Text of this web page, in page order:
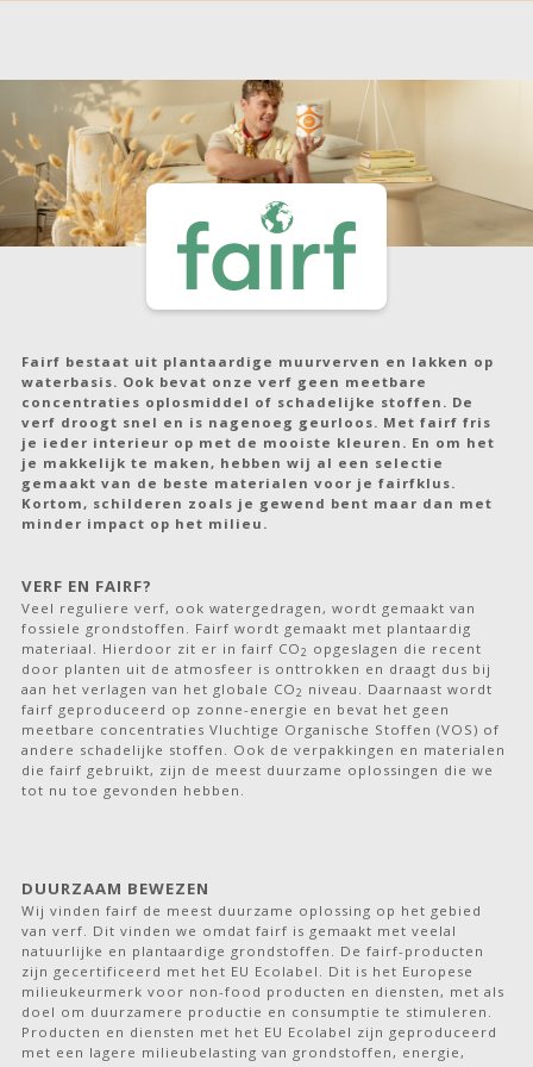
Fairf bestaat uit plantaardige muurverven en lakken op
waterbasis. Ook bevat onze verf geen meetbare
concentraties oplosmiddel of schadelijke stoffen. De
verf droogt snel en is nagenoeg geurloos. Met fairf fris
je ieder interieur op met de mooiste kleuren. En om het
je makkelijk te maken, hebben wij al een selectie
gemaakt van de beste materialen voor je fairfklus.
Kortom, schilderen zoals je gewend bent maar dan met
minder impact op het milieu.
VERF EN FAIRF?
Veel reguliere verf, ook watergedragen, wordt gemaakt van
fossiele grondstoffen. Fairf wordt gemaakt met plantaardig
materiaal. Hierdoor zit er in fairf CO2 opgeslagen die recent
door planten uit de atmosfeer is onttrokken en draagt dus bij
aan het verlagen van het globale CO2 niveau. Daarnaast wordt
fairf geproduceerd op zonne-energie en bevat het geen
meetbare concentraties Vluchtige Organische Stoffen (VOS) of
andere schadelijke stoffen. Ook de verpakkingen en materialen
die fairf gebruikt, zijn de meest duurzame oplossingen die we
tot nu toe gevonden hebben.
DUURZAAM BEWEZEN
Wij vinden fairf de meest duurzame oplossing op het gebied
van verf. Dit vinden we omdat fairf is gemaakt met veelal
natuurlijke en plantaardige grondstoffen. De fairf-producten
zijn gecertificeerd met het EU Ecolabel. Dit is het Europese
milieukeurmerk voor non-food producten en diensten, met als
doel om duurzamere productie en consumptie te stimuleren.
Producten en diensten met het EU Ecolabel zijn geproduceerd
met een lagere milieubelasting van grondstoffen, energie,